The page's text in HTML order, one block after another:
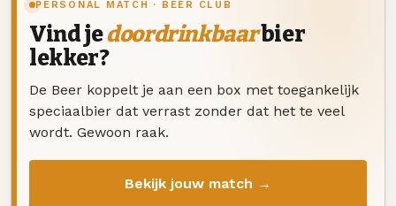
PERSONAL MATCH · BEER CLUB
Vind jedoordrinkbaarbier
lekker?
De Beer koppelt je aan een box met toegankelijk
speciaalbier dat verrast zonder dat het te veel
wordt. Gewoon raak.
Bekijk jouw match →